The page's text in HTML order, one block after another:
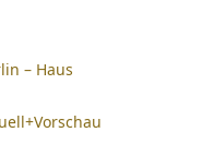
– Haus